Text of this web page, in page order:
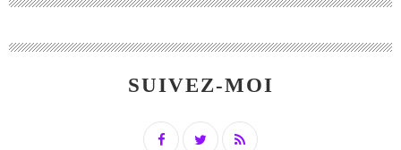
SUIVEZ-MOI